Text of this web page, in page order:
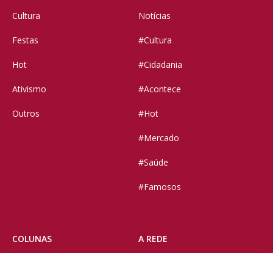
Cultura
Festas
Hot
Ativismo
Outros
Notícias
#Cultura
#Cidadania
#Acontece
#Hot
#Mercado
#Saúde
#Famosos
COLUNAS A REDE